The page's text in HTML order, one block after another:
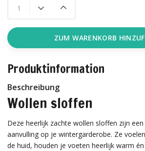
ZUM WARENKORB
Produktinformation
Beschreibung
Wollen sloffen
Deze heerlijk zachte wollen sloffen zijn
aanvulling op je wintergarderobe. Ze
de huid, houden je voeten heerlijk warm